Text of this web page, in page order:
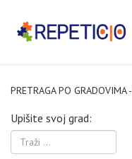
PRETRAGA PO GRADOVIMA
Upišite svoj grad: